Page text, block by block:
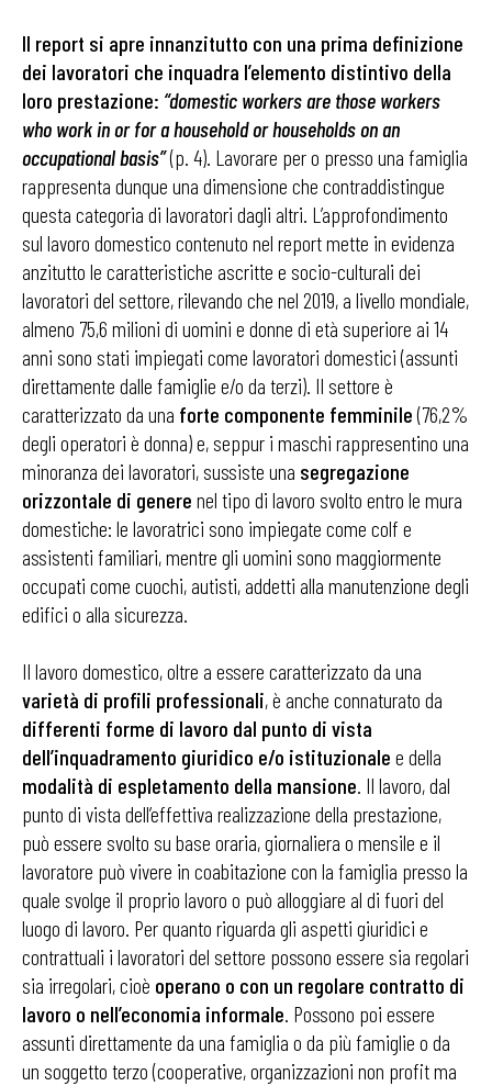
Il report si apre innanzitutto con una prima definizione
dei lavoratori che inquadra l’elemento distintivo della
loro prestazione: “domestic workers are those workers
who work in or for a household or households on an
occupational basis”(p. 4). Lavorare per o presso una famiglia
rappresenta dunque una dimensione che contraddistingue
questa categoria di lavoratori dagli altri. L’approfondimento
sul lavoro domestico contenuto nel report mette in evidenza
anzitutto le caratteristiche ascritte e socio-culturali dei
lavoratori del settore, rilevando che nel 2019, a livello mondiale,
almeno 75,6 milioni di uomini e donne di età superiore ai 14
anni sono stati impiegati come lavoratori domestici (assunti
direttamente dalle famiglie e/o da terzi). Il settore è
caratterizzato da una forte componente femminile(76,2%
degli operatori è donna) e, seppur i maschi rappresentino una
minoranza dei lavoratori, sussiste una segregazione
orizzontale di genere nel tipo di lavoro svolto entro le mura
domestiche: le lavoratrici sono impiegate come colf e
assistenti familiari, mentre gli uomini sono maggiormente
occupati come cuochi, autisti, addetti alla manutenzione degli
edifici o alla sicurezza.
Il lavoro domestico, oltre a essere caratterizzato da una
varietà di profili professionali, è anche connaturato da
differenti forme di lavoro dal punto di vista
dell’inquadramento giuridico e/o istituzionale e della
modalità di espletamento della mansione. Il lavoro, dal
punto di vista dell’effettiva realizzazione della prestazione,
può essere svolto su base oraria, giornaliera o mensile e il
lavoratore può vivere in coabitazione con la famiglia presso la
quale svolge il proprio lavoro o può alloggiare al di fuori del
luogo di lavoro. Per quanto riguarda gli aspetti giuridici e
contrattuali i lavoratori del settore possono essere sia regolari
sia irregolari, cioè operano o con un regolare contratto di
lavoro o nell’economia informale. Possono poi essere
assunti direttamente da una famiglia o da più famiglie o da
un soggetto terzo (cooperative, organizzazioni non profit ma